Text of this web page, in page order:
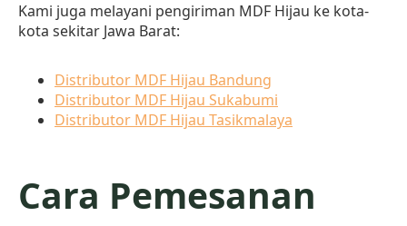
Kami juga melayani pengiriman MDF Hijau ke kota-
kota sekitar Jawa Barat:
Distributor MDF Hijau Bandung
Distributor MDF Hijau Sukabumi
Distributor MDF Hijau Tasikmalaya
Cara Pemesanan